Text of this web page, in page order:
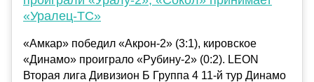
«Уралец-ТС»
«Амкар» победил «Акрон-2» (3:1), кировское
«Динамо» проиграло «Рубину-2» (0:2). LEON
Вторая лига Дивизион Б Группа 4 11-й тур Динамо